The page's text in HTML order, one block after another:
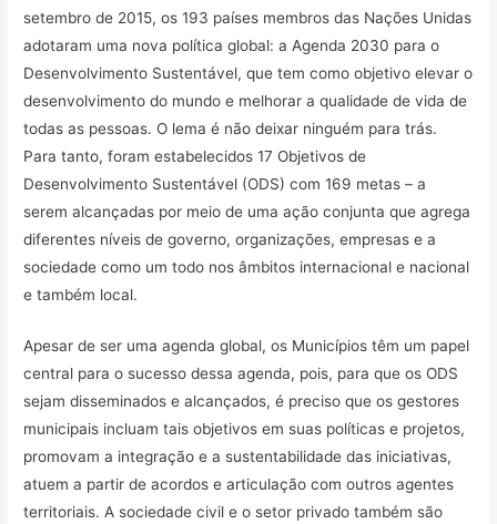
setembro de 2015, os 193 países membros das Nações Unidas
adotaram uma nova política global: a Agenda 2030 para o
Desenvolvimento Sustentável, que tem como objetivo elevar o
desenvolvimento do mundo e melhorar a qualidade de vida de
todas as pessoas. O lema é não deixar ninguém para trás.
Para tanto, foram estabelecidos 17 Objetivos de
Desenvolvimento Sustentável (ODS) com 169 metas – a
serem alcançadas por meio de uma ação conjunta que agrega
diferentes níveis de governo, organizações, empresas e a
sociedade como um todo nos âmbitos internacional e nacional
e também local.
Apesar de ser uma agenda global, os Municípios têm um papel
central para o sucesso dessa agenda, pois, para que os ODS
sejam disseminados e alcançados, é preciso que os gestores
municipais incluam tais objetivos em suas políticas e projetos,
promovam a integração e a sustentabilidade das iniciativas,
atuem a partir de acordos e articulação com outros agentes
territoriais. A sociedade civil e o setor privado também são